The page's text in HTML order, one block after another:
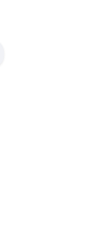
330730-080-00-